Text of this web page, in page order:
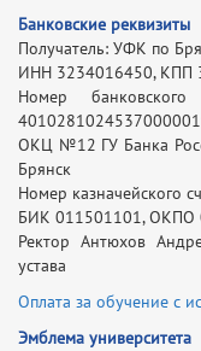
Банковские реквизиты
Получатель: УФК по
ИНН 3234016450, КПП
Номер
ОКЦ №12 ГУ Банка
Брянск
Номер казначейского
БИК 011501101, ОКПО
Ректор Антюхов
устава
Оплата за обучение с
Эмблема университета